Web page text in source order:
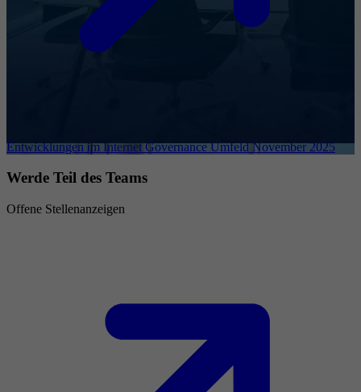
Entwicklungen im Internet Governance Umfeld November 2025
Werde Teil des Teams
Offene Stellenanzeigen